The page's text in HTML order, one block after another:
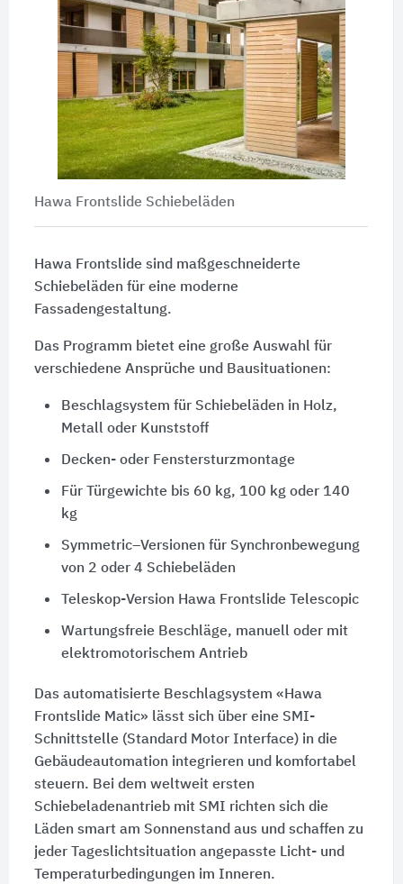
Hawa Frontslide Schiebeläden
Hawa Frontslide sind maßgeschneiderte
Schiebeläden für eine moderne
Fassadengestaltung.
Das Programm bietet eine große Auswahl für
verschiedene Ansprüche und Bausituationen:
Beschlagsystem für Schiebeläden in Holz,
Metall oder Kunststoff
Decken- oder Fenstersturzmontage
Für Türgewichte bis 60 kg, 100 kg oder 140
kg
Symmetric–Versionen für Synchronbewegung
von 2 oder 4 Schiebeläden
Teleskop-Version Hawa Frontslide Telescopic
Wartungsfreie Beschläge, manuell oder mit
elektromotorischem Antrieb
Das automatisierte Beschlagsystem «Hawa
Frontslide Matic» lässt sich über eine SMI-
Schnittstelle (Standard Motor Interface) in die
Gebäudeautomation integrieren und komfortabel
steuern. Bei dem weltweit ersten
Schiebeladenantrieb mit SMI richten sich die
Läden smart am Sonnenstand aus und schaffen zu
jeder Tageslichtsituation angepasste Licht- und
Temperaturbedingungen im Inneren.